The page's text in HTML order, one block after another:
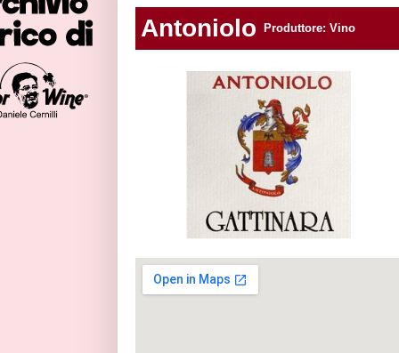
Antoniolo Produttore: Vino